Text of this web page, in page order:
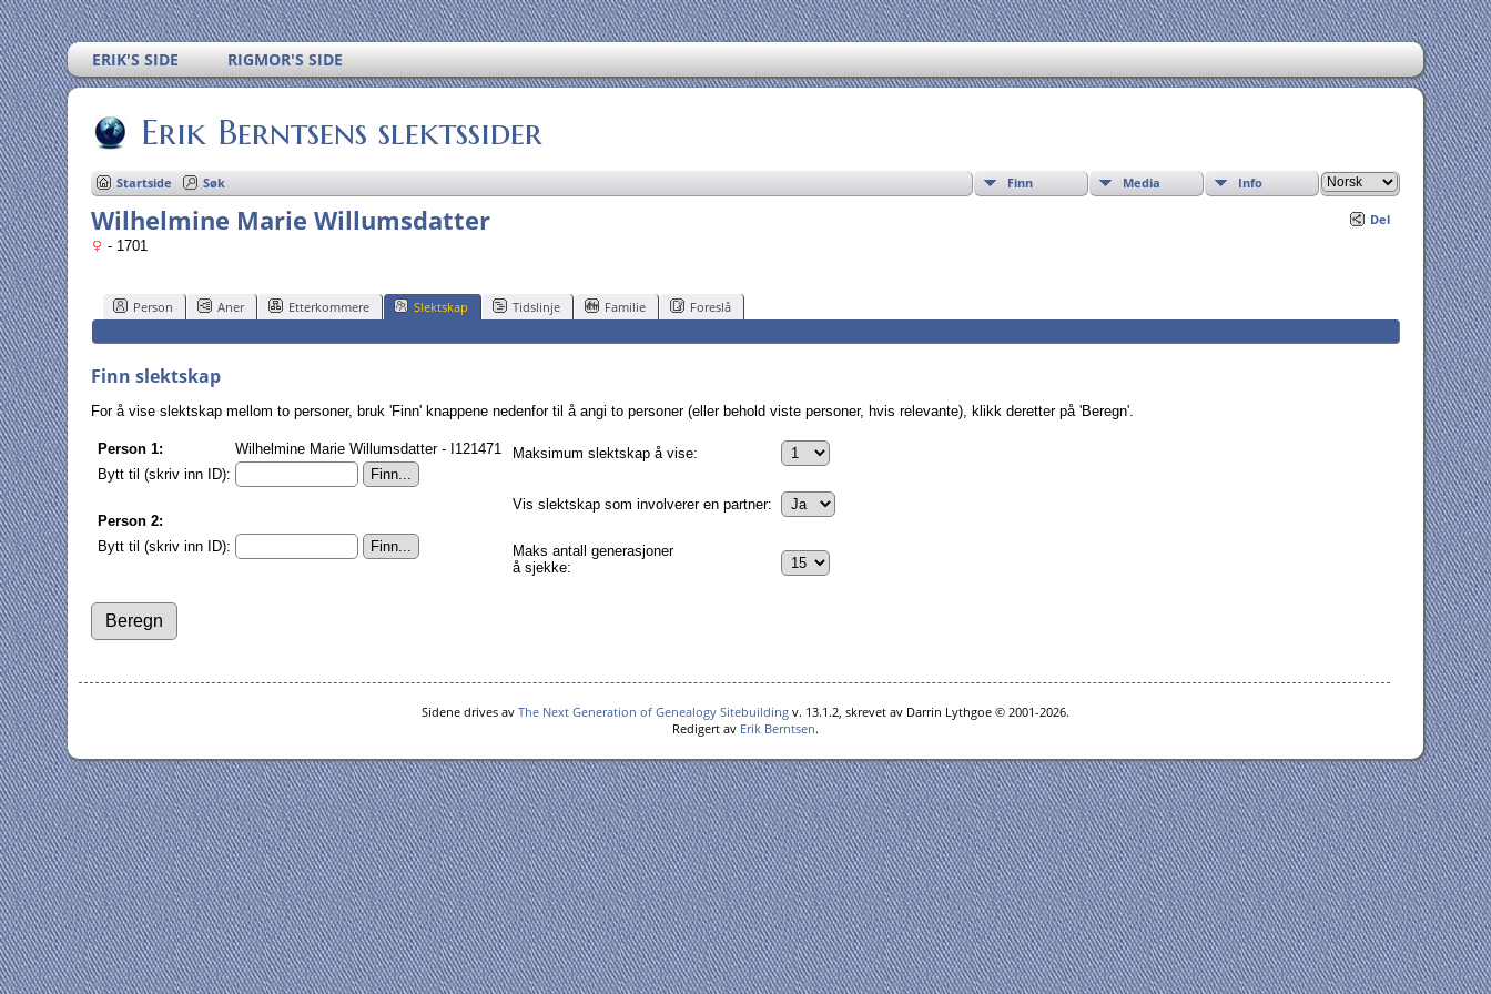
ERIK'S SIDE RIGMOR'S SIDE
Erik Berntsens slektssider
Startside Søk Finn Media Info
Del
Wilhelmine Marie Willumsdatter
- 1701
Person Aner Etterkommere Slektskap Tidslinje Familie Foreslå
Finn slektskap
For å vise slektskap mellom to personer, bruk 'Finn' knappene nedenfor til å angi to personer (eller behold viste personer, hvis relevante), klikk deretter på 'Beregn'.
Person 1:
Wilhelmine Marie Willumsdatter - I121471
Bytt til (skriv inn ID):
Person 2:
Bytt til (skriv inn ID):
Maksimum slektskap å vise:
Vis slektskap som involverer en partner:
Maks antall generasjoner
å sjekke:
Sidene drives av The Next Generation of Genealogy Sitebuilding v. 13.1.2, skrevet av Darrin Lythgoe © 2001-2026.
Redigert av Erik Berntsen.